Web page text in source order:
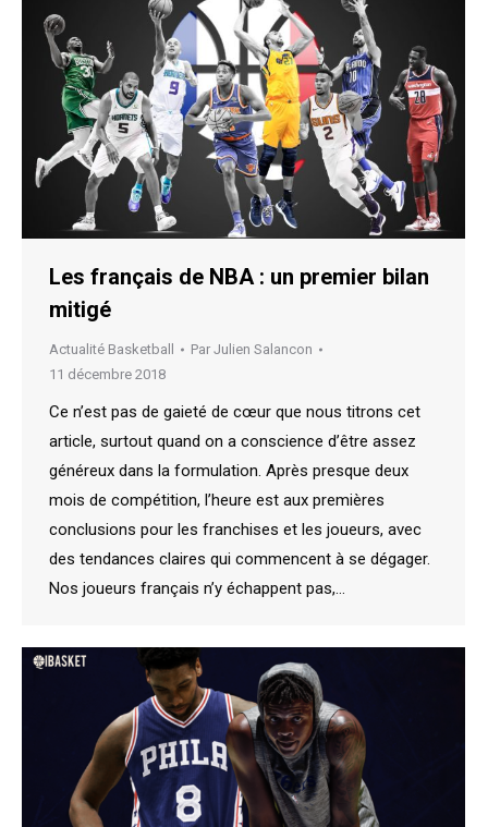
Les français de NBA : un premier bilan
mitigé
Actualité Basketball Par Julien Salancon
11 décembre 2018
Ce n’est pas de gaieté de cœur que nous titrons cet
article, surtout quand on a conscience d’être assez
généreux dans la formulation. Après presque deux
mois de compétition, l’heure est aux premières
conclusions pour les franchises et les joueurs, avec
des tendances claires qui commencent à se dégager.
Nos joueurs français n’y échappent pas,…